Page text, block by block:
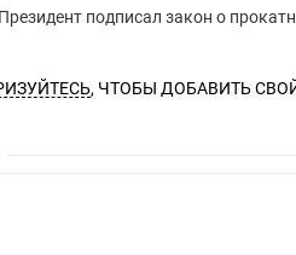
Президент подписал закон о
, ЧТОБЫ ДОБАВИТЬ